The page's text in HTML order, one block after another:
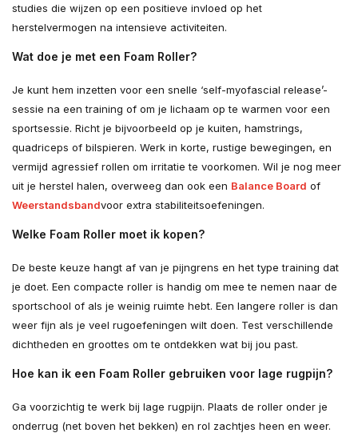
studies die wijzen op een positieve invloed op het
herstelvermogen na intensieve activiteiten.
Wat doe je met een Foam Roller?
Je kunt hem inzetten voor een snelle ‘self-myofascial release’-
sessie na een training of om je lichaam op te warmen voor een
sportsessie. Richt je bijvoorbeeld op je kuiten, hamstrings,
quadriceps of bilspieren. Werk in korte, rustige bewegingen, en
vermijd agressief rollen om irritatie te voorkomen. Wil je nog meer
uit je herstel halen, overweeg dan ook een Balance Board of
Weerstandsbandvoor extra stabiliteitsoefeningen.
Welke Foam Roller moet ik kopen?
De beste keuze hangt af van je pijngrens en het type training dat
je doet. Een compacte roller is handig om mee te nemen naar de
sportschool of als je weinig ruimte hebt. Een langere roller is dan
weer fijn als je veel rugoefeningen wilt doen. Test verschillende
dichtheden en groottes om te ontdekken wat bij jou past.
Hoe kan ik een Foam Roller gebruiken voor lage rugpijn?
Ga voorzichtig te werk bij lage rugpijn. Plaats de roller onder je
onderrug (net boven het bekken) en rol zachtjes heen en weer.